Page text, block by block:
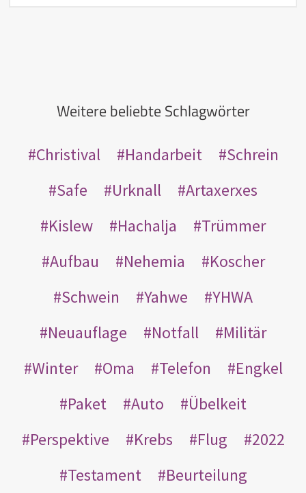
Weitere beliebte Schlagwörter
Christival Handarbeit
Schrein
Safe
Urknall
Artaxerxes
Kislew
Hachalja
Trümmer
Aufbau
Nehemia
Koscher
Schwein
Yahwe
YHWA
Neuauflage
Notfall
Militär
Winter
Oma Telefon
Engkel
Paket
Auto
Übelkeit
Perspektive
Krebs Flug
2022
Testament
Beurteilung